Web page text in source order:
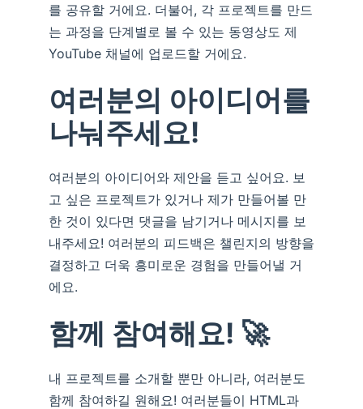
를 공유할 거에요. 더불어, 각 프로젝트를 만드
는 과정을 단계별로 볼 수 있는 동영상도 제
YouTube 채널에 업로드할 거에요.
여러분의 아이디어를
나눠주세요!
여러분의 아이디어와 제안을 듣고 싶어요. 보
고 싶은 프로젝트가 있거나 제가 만들어볼 만
한 것이 있다면 댓글을 남기거나 메시지를 보
내주세요! 여러분의 피드백은 챌린지의 방향을
결정하고 더욱 흥미로운 경험을 만들어낼 거
에요.
함께 참여해요! 🚀
내 프로젝트를 소개할 뿐만 아니라, 여러분도
함께 참여하길 원해요! 여러분들이 HTML과